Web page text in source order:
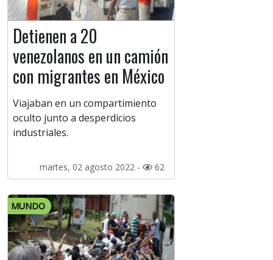
Detienen a 20
venezolanos en un camión
con migrantes en México
Viajaban en un compartimiento
oculto junto a desperdicios
industriales.
martes, 02 agosto 2022 - 62
MUNDO